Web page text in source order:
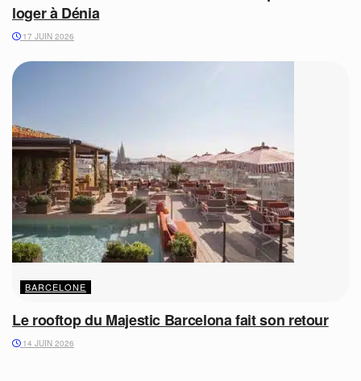
loger à Dénia
17 JUIN 2026
BARCELONE
Le rooftop du Majestic Barcelona fait son retour
14 JUIN 2026